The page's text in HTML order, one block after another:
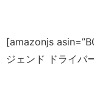
[amazonjs
ジェンド ドライバ